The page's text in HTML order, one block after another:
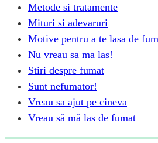
Metode si tratamente
Mituri si adevaruri
Motive pentru a te lasa de
Nu vreau sa ma las!
Stiri despre fumat
Sunt nefumator!
Vreau sa ajut pe cineva
Vreau să mă las de fumat